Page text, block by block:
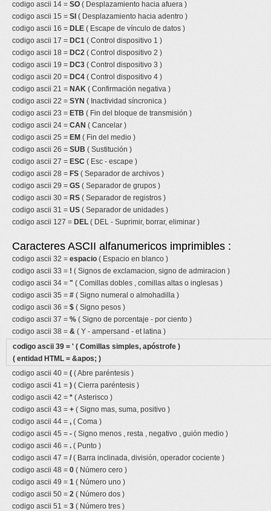
codigo ascii 14 = SO ( Desplazamiento hacia afuera )
codigo ascii 15 = SI ( Desplazamiento hacia adentro )
codigo ascii 16 = DLE ( Escape de vínculo de datos )
codigo ascii 17 = DC1 ( Control dispositivo 1 )
codigo ascii 18 = DC2 ( Control dispositivo 2 )
codigo ascii 19 = DC3 ( Control dispositivo 3 )
codigo ascii 20 = DC4 ( Control dispositivo 4 )
codigo ascii 21 = NAK ( Confirmación negativa )
codigo ascii 22 = SYN ( Inactividad síncronica )
codigo ascii 23 = ETB ( Fin del bloque de transmisión )
codigo ascii 24 = CAN ( Cancelar )
codigo ascii 25 = EM ( Fin del medio )
codigo ascii 26 = SUB ( Sustitución )
codigo ascii 27 = ESC ( Esc - escape )
codigo ascii 28 = FS ( Separador de archivos )
codigo ascii 29 = GS ( Separador de grupos )
codigo ascii 30 = RS ( Separador de registros )
codigo ascii 31 = US ( Separador de unidades )
codigo ascii 127 = DEL ( DEL - Suprimir, borrar, eliminar )
Caracteres ASCII alfanumericos imprimibles :
codigo ascii 32 = espacio ( Espacio en blanco )
codigo ascii 33 = ! ( Signos de exclamacion, signo de admiracion )
codigo ascii 34 = " ( Comillas dobles , comillas altas o inglesas )
codigo ascii 35 = # ( Signo numeral o almohadilla )
codigo ascii 36 = $ ( Signo pesos )
codigo ascii 37 = % ( Signo de porcentaje - por ciento )
codigo ascii 38 = & ( Y - ampersand - et latina )
codigo ascii 39 = ' ( Comillas simples, apóstrofe )
( entidad HTML = &apos; )
codigo ascii 40 = ( ( Abre paréntesis )
codigo ascii 41 = ) ( Cierra paréntesis )
codigo ascii 42 = * ( Asterisco )
codigo ascii 43 = + ( Signo mas, suma, positivo )
codigo ascii 44 = , ( Coma )
codigo ascii 45 = - ( Signo menos , resta , negativo , guión medio )
codigo ascii 46 = . ( Punto )
codigo ascii 47 = /( Barra inclinada, división, operador cociente )
codigo ascii 48 = 0 ( Número cero )
codigo ascii 49 = 1 ( Número uno )
codigo ascii 50 = 2 ( Número dos )
codigo ascii 51 = 3 ( Número tres )